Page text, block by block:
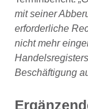
mit seiner
erforderliche
nicht mehr
Beschäftigung